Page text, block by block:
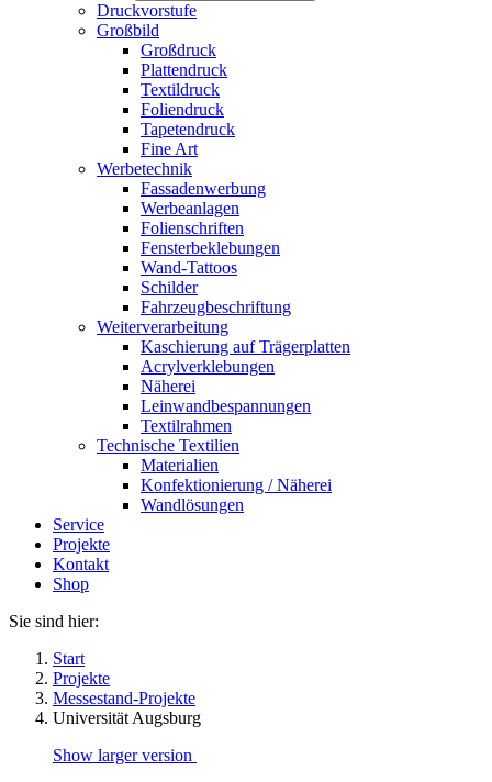
Druckvorstufe
Großbild
Großdruck
Plattendruck
Textildruck
Foliendruck
Tapetendruck
Fine Art
Werbetechnik
Fassadenwerbung
Werbeanlagen
Folienschriften
Fensterbeklebungen
Wand-Tattoos
Schilder
Fahrzeugbeschriftung
Weiterverarbeitung
Kaschierung auf Trägerplatten
Acrylverklebungen
Näherei
Leinwandbespannungen
Textilrahmen
Technische Textilien
Materialien
Konfektionierung / Näherei
Wandlösungen
Service
Projekte
Kontakt
Shop
Sie sind hier:
Start
Projekte
Messestand-Projekte
Universität Augsburg
Show larger version